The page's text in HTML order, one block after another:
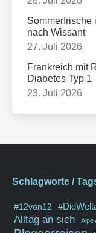
Sommerfrische
nach Wissant
27. Juli 2026
Frankreich mit
Diabetes Typ 1
23. Juli 2026
Schlagworte /
#12von12
Alltag an sich Alpe